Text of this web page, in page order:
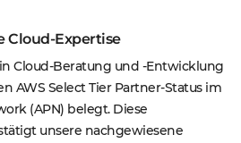
Cloud-Expertise
Cloud-Beratung und -Entwicklung
AWS Select Tier Partner-Status im
(APN) belegt. Diese
unsere nachgewiesene